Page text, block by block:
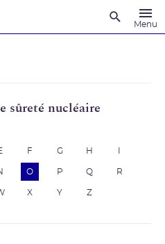
Menu
sûreté nucléaire
F G H
O P Q R
X Y Z